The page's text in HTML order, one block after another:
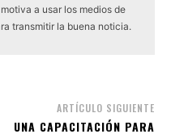
a usar los medios de
transmitir la buena noticia.
ARTÍCULO SIGUIENTE
UNA CAPACITACIÓN PARA